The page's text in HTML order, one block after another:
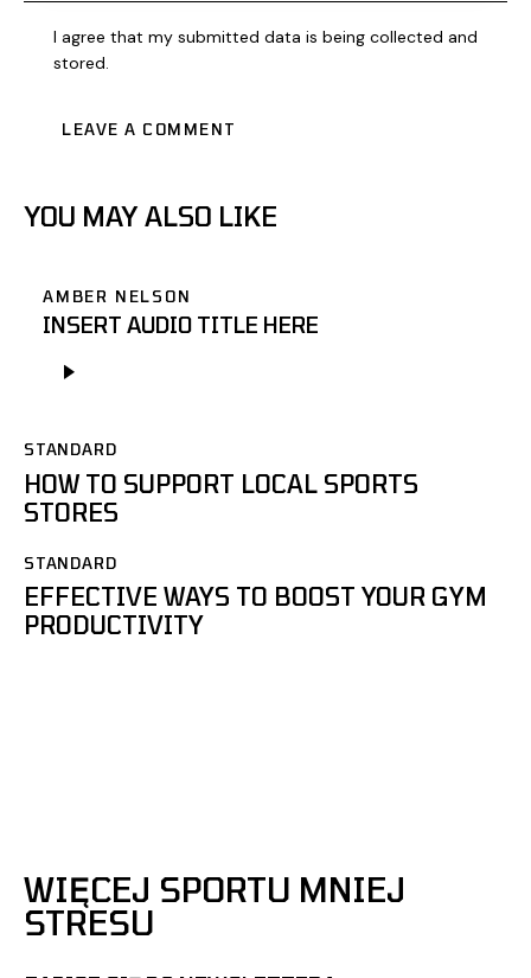
I agree that my submitted data is being collected and
stored.
YOU MAY ALSO LIKE
AMBER NELSON
INSERT AUDIO TITLE HERE
plików
STANDARD
HOW TO SUPPORT LOCAL SPORTS
STORES
STANDARD
EFFECTIVE WAYS TO BOOST YOUR GYM
PRODUCTIVITY
WIĘCEJ SPORTU MNIEJ
STRESU